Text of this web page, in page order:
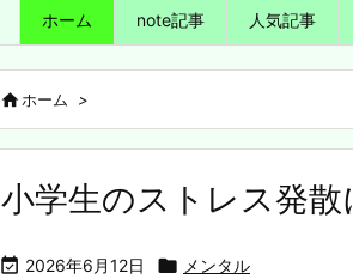
ホーム note記事 人気記事
ホーム >
小学生のストレス発
 2026年6月12日  メンタル